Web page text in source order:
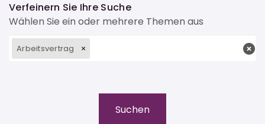
Verfeinern Sie Ihre Suche
Wählen Sie ein oder mehrere Themen aus
Arbeitsvertrag